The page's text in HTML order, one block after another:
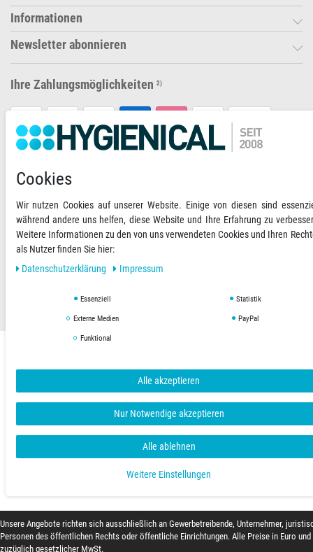
Informationen
Newsletter abonnieren
Ihre Zahlungsmöglichkeiten 2)
RECHNUNG
AGB Datenschutzerklärung
Copyright © 2019 Hygienical. Alle Rechte vorbehalten.
Cookies
Wir nutzen Cookies auf unserer Website. Einige von diesen sind
während andere uns helfen, diese Website und Ihre Erfahrung zu
Weitere Informationen zu den von uns verwendeten Cookies und Ihren
als Nutzer finden Sie hier:
Daten­schutz­erklärung
Impressum
Essenziell Statistik
Externe Medien PayPal
Funktional
Alle akzeptieren
Nur Notwendige akzeptieren
Alle ablehnen
Weitere Einstellungen
Unsere Angebote richten sich ausschließlich an Gewerbetreibende, Unternehmer,
Personen des öffentlichen Rechts oder öffentliche Einrichtungen. Alle Preise in Euro und
zuzüglich gesetzlicher MwSt.